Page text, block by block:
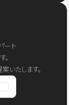
ート
。
いたします。